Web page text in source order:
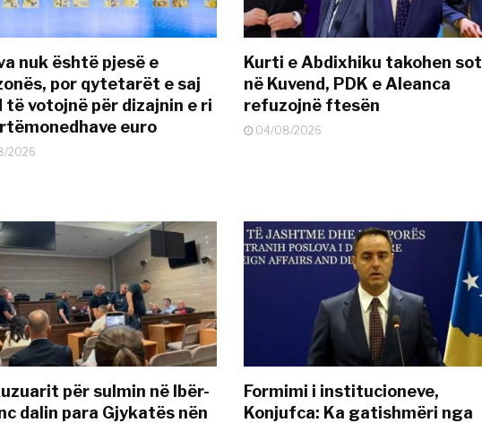
nuk është pjesë e
por qytetarët e saj
të votojnë për dizajnin e ri
euro
2026
Kurti e Abdixhiku takohen sot
në Kuvend, PDK e Aleanca
refuzojnë ftesën
04/08/2026
për sulmin në Ibër-
dalin para Gjykatës nën
Formimi i institucioneve,
Konjufca: Ka gatishmëri nga